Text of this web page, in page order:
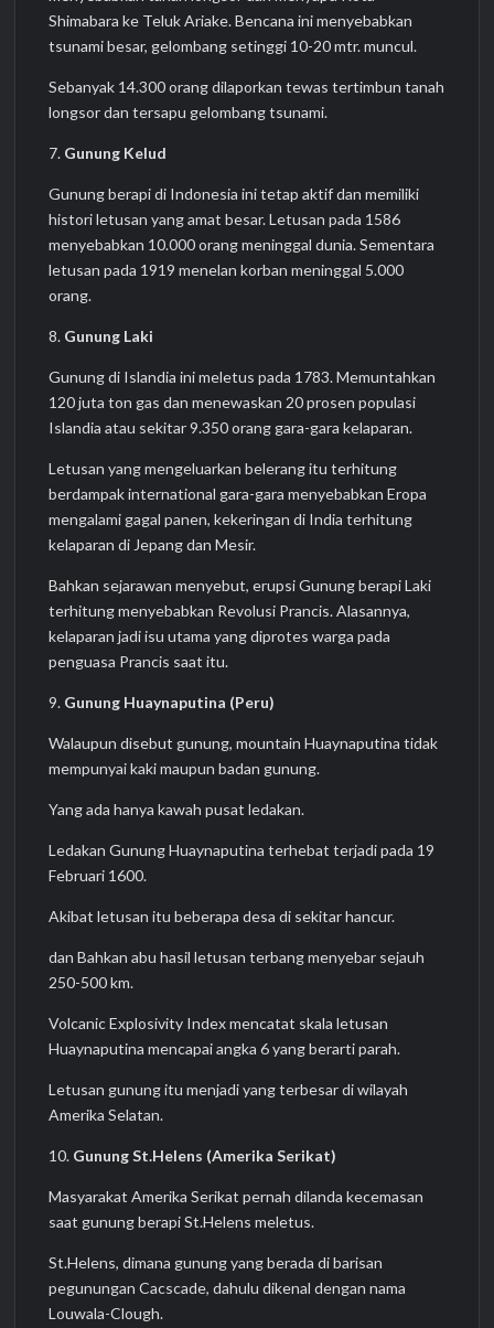
Shimabara ke Teluk Ariake. Bencana ini menyebabkan
tsunami besar, gelombang setinggi 10-20 mtr. muncul.
Sebanyak 14.300 orang dilaporkan tewas tertimbun tanah
longsor dan tersapu gelombang tsunami.
7. Gunung Kelud
Gunung berapi di Indonesia ini tetap aktif dan memiliki
histori letusan yang amat besar. Letusan pada 1586
menyebabkan 10.000 orang meninggal dunia. Sementara
letusan pada 1919 menelan korban meninggal 5.000
orang.
8. Gunung Laki
Gunung di Islandia ini meletus pada 1783. Memuntahkan
120 juta ton gas dan menewaskan 20 prosen populasi
Islandia atau sekitar 9.350 orang gara-gara kelaparan.
Letusan yang mengeluarkan belerang itu terhitung
berdampak international gara-gara menyebabkan Eropa
mengalami gagal panen, kekeringan di India terhitung
kelaparan di Jepang dan Mesir.
Bahkan sejarawan menyebut, erupsi Gunung berapi Laki
terhitung menyebabkan Revolusi Prancis. Alasannya,
kelaparan jadi isu utama yang diprotes warga pada
penguasa Prancis saat itu.
9. Gunung Huaynaputina (Peru)
Walaupun disebut gunung, mountain Huaynaputina tidak
mempunyai kaki maupun badan gunung.
Yang ada hanya kawah pusat ledakan.
Ledakan Gunung Huaynaputina terhebat terjadi pada 19
Februari 1600.
Akibat letusan itu beberapa desa di sekitar hancur.
dan Bahkan abu hasil letusan terbang menyebar sejauh
250-500 km.
Volcanic Explosivity Index mencatat skala letusan
Huaynaputina mencapai angka 6 yang berarti parah.
Letusan gunung itu menjadi yang terbesar di wilayah
Amerika Selatan.
10. Gunung St.Helens (Amerika Serikat)
Masyarakat Amerika Serikat pernah dilanda kecemasan
saat gunung berapi St.Helens meletus.
St.Helens, dimana gunung yang berada di barisan
pegunungan Cacscade, dahulu dikenal dengan nama
Louwala-Clough.